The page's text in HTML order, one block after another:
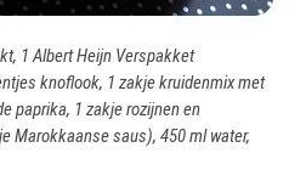
1 Albert Heijn Verspakket
knoflook, 1 zakje kruidenmix met
paprika, 1 zakje rozijnen en
Marokkaanse saus), 450 ml water,